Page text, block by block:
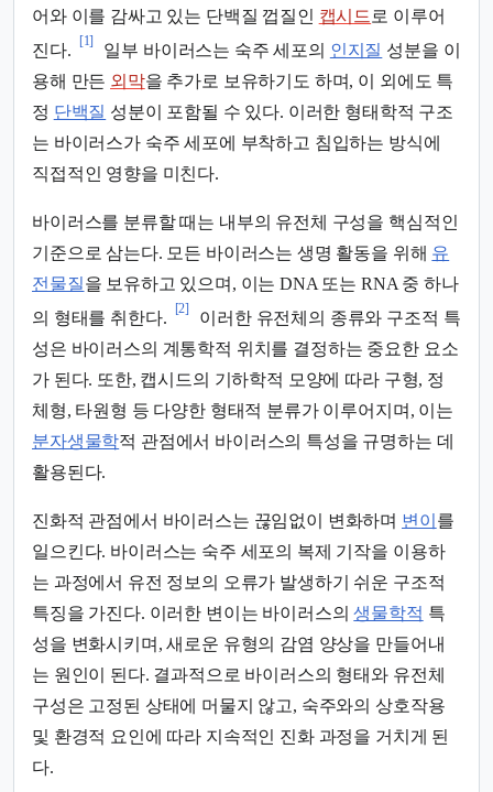
어와 이를 감싸고 있는 단백질 껍질인 캡시드 로 이루어
진다.
[1]
일부 바이러스는 숙주 세포의 인지질 성분을 이
용해 만든 외막을 추가로 보유하기도 하며, 이 외에도 특
정 단백질 성분이 포함될 수 있다. 이러한 형태학적 구조
는 바이러스가 숙주 세포에 부착하고 침입하는 방식에
직접적인 영향을 미친다.
바이러스를 분류할 때는 내부의 유전체 구성을 핵심적인
기준으로 삼는다. 모든 바이러스는 생명 활동을 위해 유
전물질을 보유하고 있으며, 이는 DNA 또는 RNA 중 하나
의 형태를 취한다.
[2]
이러한 유전체의 종류와 구조적 특
성은 바이러스의 계통학적 위치를 결정하는 중요한 요소
가 된다. 또한, 캡시드의 기하학적 모양에 따라 구형, 정
체형, 타원형 등 다양한 형태적 분류가 이루어지며, 이는
분자생물학적 관점에서 바이러스의 특성을 규명하는 데
활용된다.
진화적 관점에서 바이러스는 끊임없이 변화하며 변이 를
일으킨다. 바이러스는 숙주 세포의 복제 기작을 이용하
는 과정에서 유전 정보의 오류가 발생하기 쉬운 구조적
특징을 가진다. 이러한 변이는 바이러스의생물학적 특
성을 변화시키며, 새로운 유형의 감염 양상을 만들어내
는 원인이 된다. 결과적으로 바이러스의 형태와 유전체
구성은 고정된 상태에 머물지 않고, 숙주와의 상호작용
및 환경적 요인에 따라 지속적인 진화 과정을 거치게 된
다.